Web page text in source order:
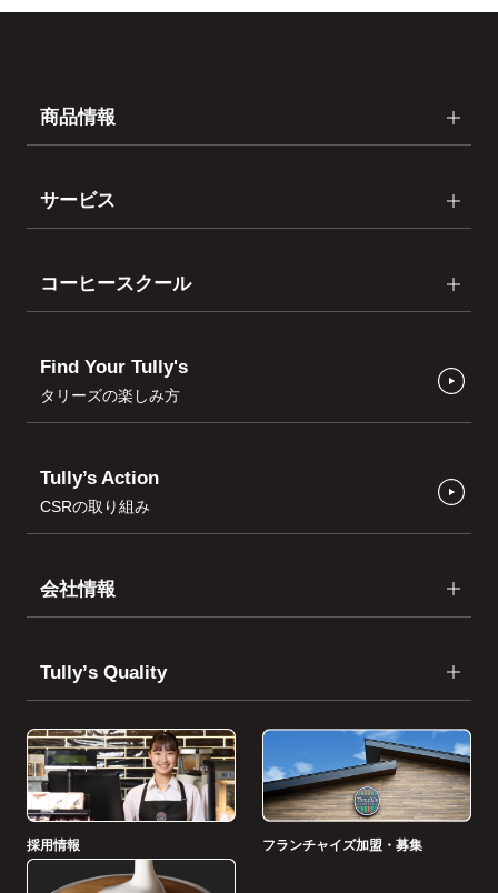
商品情報
サービス
コーヒースクール
Find Your Tully's
タリーズの楽しみ方
Tully’s Action
CSRの取り組み
会社情報
Tullyʼs Quality
採用情報 フランチャイズ加盟・募集